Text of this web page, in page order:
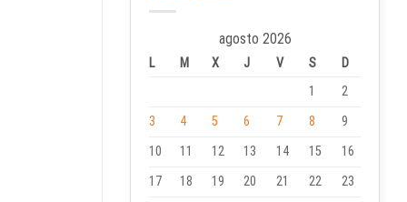
agosto 2026
L M X J V S
D
1
2
3
4 5 6 7 8
9
10
11 12 13 14 15
16
17
18 19 20 21 22
23